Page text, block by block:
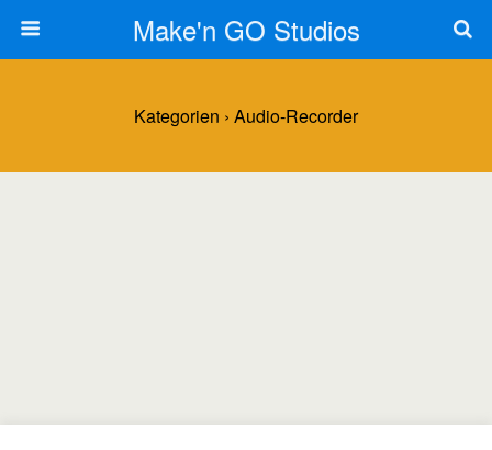
Make'n GO Studios
Kategorien › Audio-Recorder